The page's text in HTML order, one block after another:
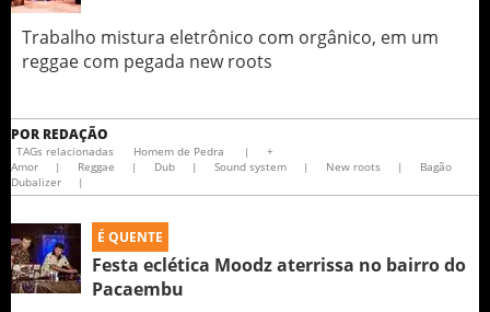
Trabalho mistura eletrônico com orgânico, em um
reggae com pegada new roots
POR REDAÇÃO
TAGs relacionadas Homem de Pedra |
+
Amor
| Reggae | Dub | Sound system | New roots |
Bagão
Dubalizer
|
É QUENTE
Festa eclética Moodz aterrissa no bairro do
Pacaembu